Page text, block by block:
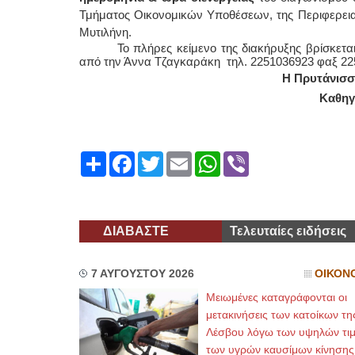
Τμήματος Οικονομικών Υποθέσεων, της
Μυτιλήνη.
Το πλήρες κείμενο της διακήρυξης
από την Άννα Τζαγκαράκη τηλ. 2251036923 φαξ
Η
ShareFacebook
TwitterEmailWhatsApp
Viber
ΔΙΑΒΑΣΤΕ Τελευταίες ειδήσεις
7 ΑΥΓΟΥΣΤΟΥ 2026
Μειωμένες καταγράφονται οι
μετακινήσεις των κατοίκων
Λέσβου λόγω των υψηλών
των υγρών καυσίμων κίνησης,